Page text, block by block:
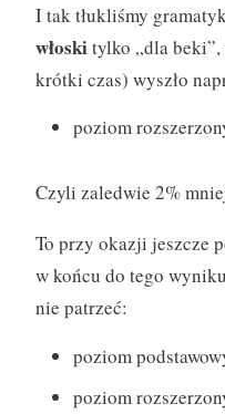
I tak tłukliśmy
włoskitylko „dla
krótki czas) wyszło
poziom
Czyli zaledwie 2%
To przy okazji jeszcze
w końcu do tego
nie patrzeć:
poziom
poziom